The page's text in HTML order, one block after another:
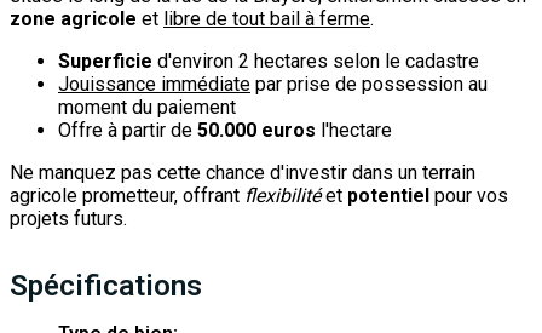
zone agricole et libre de tout bail à ferme.
Superficie d'environ 2 hectares selon le cadastre
Jouissance immédiate par prise de possession au
moment du paiement
Offre à partir de 50.000 euros l'hectare
Ne manquez pas cette chance d'investir dans un terrain
agricole prometteur, offrant flexibilitéet potentiel pour vos
projets futurs.
Spécifications